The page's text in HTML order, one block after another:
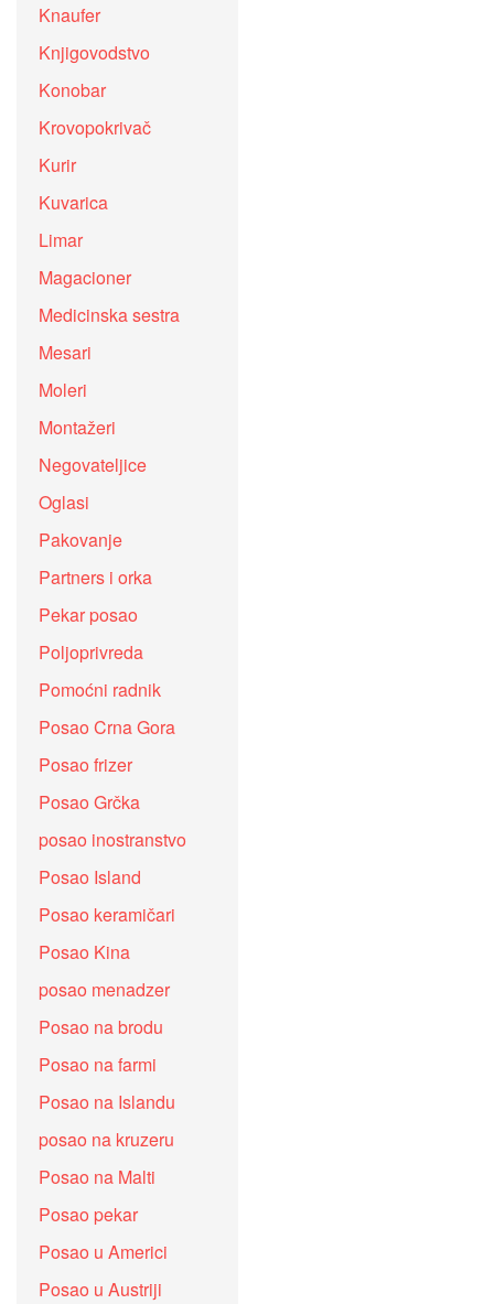
Knaufer
Knjigovodstvo
Konobar
Krovopokrivač
Kurir
Kuvarica
Limar
Magacioner
Medicinska sestra
Mesari
Moleri
Montažeri
Negovateljice
Oglasi
Pakovanje
Partners i orka
Pekar posao
Poljoprivreda
Pomoćni radnik
Posao Crna Gora
Posao frizer
Posao Grčka
posao inostranstvo
Posao Island
Posao keramičari
Posao Kina
posao menadzer
Posao na brodu
Posao na farmi
Posao na Islandu
posao na kruzeru
Posao na Malti
Posao pekar
Posao u Americi
Posao u Austriji